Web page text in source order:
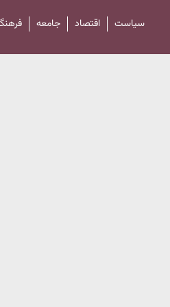
سیاست اقتصاد جامعه